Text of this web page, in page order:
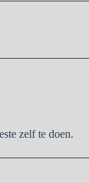
zelf te doen.